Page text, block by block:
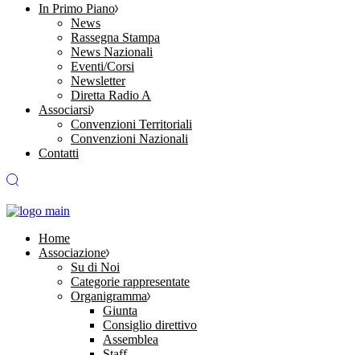
In Primo Piano
News
Rassegna Stampa
News Nazionali
Eventi/Corsi
Newsletter
Diretta Radio A
Associarsi
Convenzioni Territoriali
Convenzioni Nazionali
Contatti
Home
Associazione
Su di Noi
Categorie rappresentate
Organigramma
Giunta
Consiglio direttivo
Assemblea